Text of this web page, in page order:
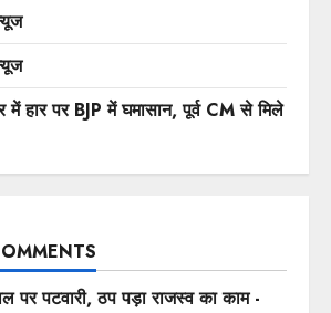
में हार पर BJP में घमासान, पूर्व CM से मिले
पर पटवारी, ठप पड़ा राजस्व का काम -